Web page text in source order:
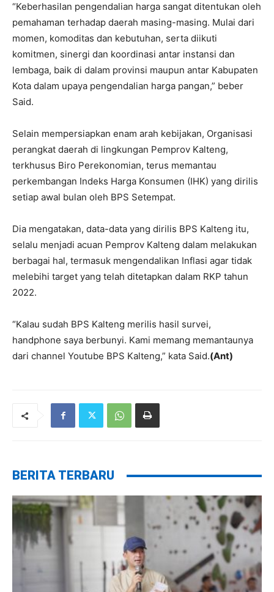
“Keberhasilan pengendalian harga sangat ditentukan oleh
pemahaman terhadap daerah masing-masing. Mulai dari
momen, komoditas dan kebutuhan, serta diikuti
komitmen, sinergi dan koordinasi antar instansi dan
lembaga, baik di dalam provinsi maupun antar Kabupaten
Kota dalam upaya pengendalian harga pangan,” beber
Said.
Selain mempersiapkan enam arah kebijakan, Organisasi
perangkat daerah di lingkungan Pemprov Kalteng,
terkhusus Biro Perekonomian, terus memantau
perkembangan Indeks Harga Konsumen (IHK) yang dirilis
setiap awal bulan oleh BPS Setempat.
Dia mengatakan, data-data yang dirilis BPS Kalteng itu,
selalu menjadi acuan Pemprov Kalteng dalam melakukan
berbagai hal, termasuk mengendalikan Inflasi agar tidak
melebihi target yang telah ditetapkan dalam RKP tahun
2022.
“Kalau sudah BPS Kalteng merilis hasil survei,
handphone saya berbunyi. Kami memang memantaunya
dari channel Youtube BPS Kalteng,” kata Said.(Ant)
BERITA TERBARU